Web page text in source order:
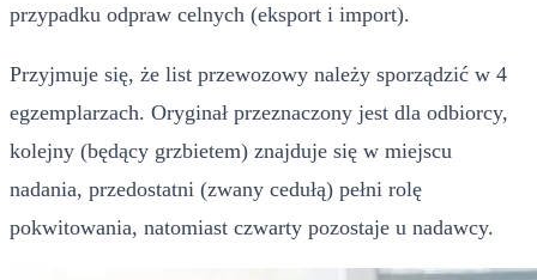
przypadku odpraw celnych (eksport i import).
Przyjmuje się, że list przewozowy należy sporządzić w 4
egzemplarzach. Oryginał przeznaczony jest dla odbiorcy,
kolejny (będący grzbietem) znajduje się w miejscu
nadania, przedostatni (zwany cedułą) pełni rolę
pokwitowania, natomiast czwarty pozostaje u nadawcy.